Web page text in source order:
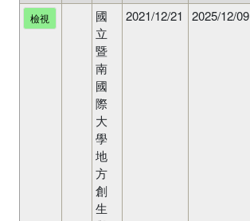
檢視
國
立
暨
南
國
際
大
學
地
方
創
生
2021/12/21 2025/12/09